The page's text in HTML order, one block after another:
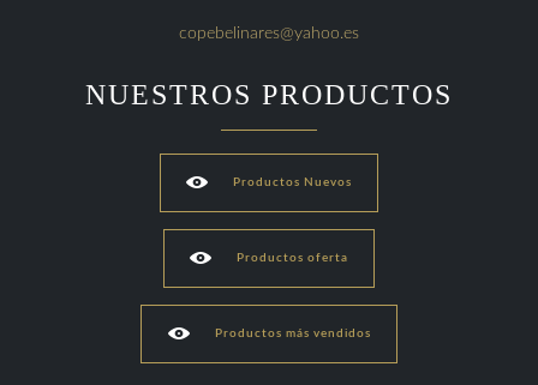
copebelinares@yahoo.es
NUESTROS PRODUCTOS
 Productos Nuevos
 Productos oferta
 Productos más vendidos